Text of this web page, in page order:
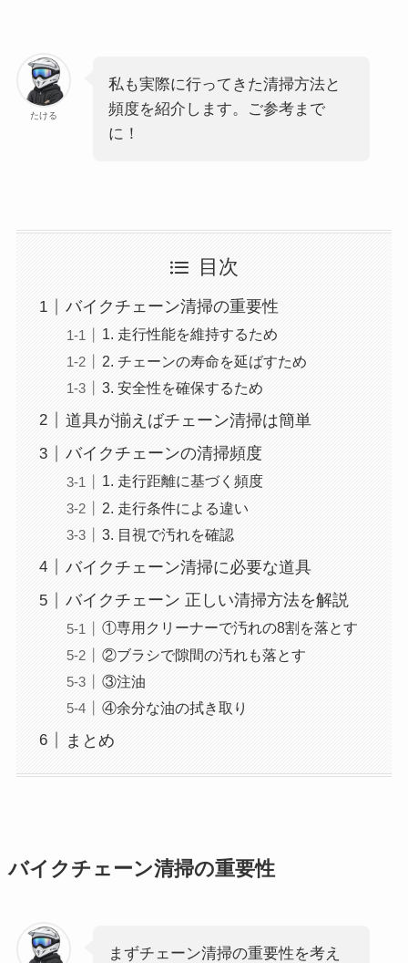
たける
私も実際に行ってきた清掃方法と
頻度を紹介します。ご参考まで
に！
目次
バイクチェーン清掃の重要性
1. 走行性能を維持するため
2. チェーンの寿命を延ばすため
3. 安全性を確保するため
道具が揃えばチェーン清掃は簡単
バイクチェーンの清掃頻度
1. 走行距離に基づく頻度
2. 走行条件による違い
3. 目視で汚れを確認
バイクチェーン清掃に必要な道具
バイクチェーン 正しい清掃方法を解説
①専用クリーナーで汚れの8割を落とす
②ブラシで隙間の汚れも落とす
③注油
④余分な油の拭き取り
まとめ
バイクチェーン清掃の重要性
まずチェーン清掃の重要性を考え